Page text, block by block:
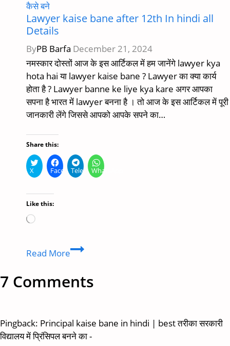
कैसे बने
Lawyer kaise bane after 12th In hindi all
Details
ByPB Barfa December 21, 2024
नमस्कार दोस्तों आज के इस आर्टिकल में हम जानेंगे lawyer kya
hota hai या lawyer kaise bane ? Lawyer का क्या कार्य
होता है ? Lawyer banne ke liye kya kare अगर आपका
सपना है भारत में lawyer बनना है । तो आज के इस आर्टिकल में पूरी
जानकारी लेंगे जिससे आपको आपके सपने का…
Share this:
X FacebookTelegramWhatsApp
Like this:
Loading…
Read MoreLawyer
after
hindi
all
7 Comments
Pingback: Principal kaise bane in hindi | best तरीका सरकारी
विद्यालय में प्रिंसिपल बनने का -